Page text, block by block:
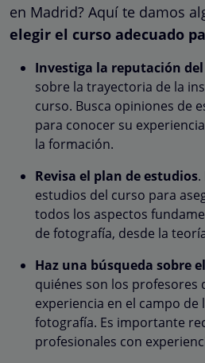
en Madrid? Aquí te damos
elegir el curso adecuado
Investiga la reputación
sobre la trayectoria de la
curso. Busca opiniones de
para conocer su
la formación.
Revisa el plan de estudios
estudios del curso para
todos los aspectos
de fotografía, desde la
Haz una búsqueda sobre
quiénes son los profesores
experiencia en el campo de
fotografía. Es importante
profesionales con